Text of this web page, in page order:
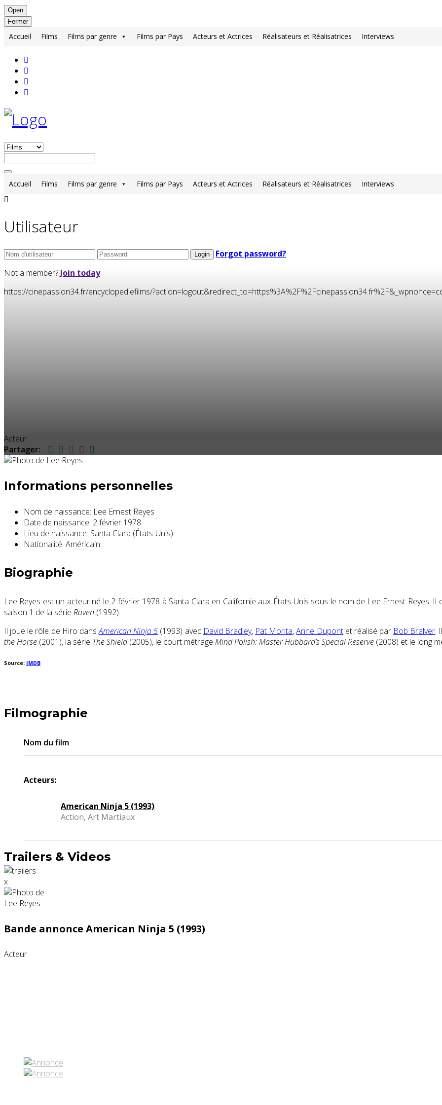
Open
Fermer
Accueil Films Films par genre Films par Pays Acteurs et Actrices Réalisateurs et Réalisatrices Interviews
Accueil Films Films par genre Films par Pays Acteurs et Actrices Réalisateurs et Réalisatrices Interviews
Utilisateur
Forgot password?
Not a member? Join today
https://cinepassion34.fr/encyclopediefilms/
Acteur
Partager:
Informations personnelles
Nom de naissance: Lee Ernest Reyes
Date de naissance: 2 février 1978
Lieu de naissance: Santa Clara (États-Unis)
Nationalité: Américain
Biographie
Lee Reyes est un acteur né le 2 février 1978 à Santa Clara en Californie aux États-Unis sous le nom de Lee Ernest Reyes. Il
saison 1 de la série Raven (1992).
Il joue le rôle de Hiro dansAmerican Ninja 5 (1993) avec David Bradley, Pat Morita,Anne Dupontet réalisé par Bob Bralver.
the Horse (2001), la série The Shield(2005), le court métrage Mind Polish: Master Hubbard’s Special Reserve (2008) et le long
Source: IMDB
Filmographie
Nom du film
Acteurs:
American Ninja 5 (1993)
Action, Art Martiaux
Trailers & Videos
x
Bande annonce American Ninja 5 (1993)
Acteur